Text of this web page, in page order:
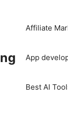
Affiliate
App
Best AI